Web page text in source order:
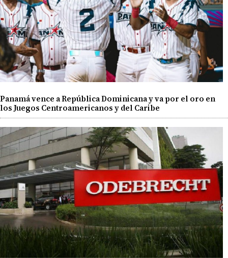
Panamá vence a República Dominicana y va por el oro en
los Juegos Centroamericanos y del Caribe